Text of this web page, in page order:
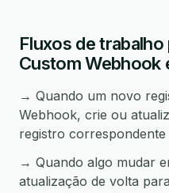
Fluxos de
Custom Webhook
→ Quando um novo
Webhook, crie ou
registro correspondente
→ Quando algo mudar
atualização de volta